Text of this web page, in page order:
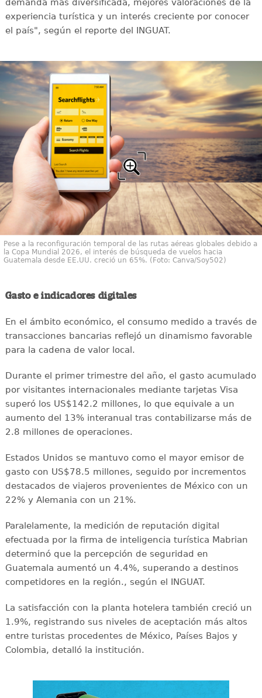
experiencia turística y un interés creciente por conocer
el país", según el reporte del INGUAT.
Pese a la reconfiguración temporal de las rutas aéreas globales debido a
la Copa Mundial 2026, el interés de búsqueda de vuelos hacia
Guatemala desde EE.UU. creció un 65%. (Foto: Canva/Soy502)
Gasto e indicadores digitales
En el ámbito económico, el consumo medido a través de
transacciones bancarias reflejó un dinamismo favorable
para la cadena de valor local.
Durante el primer trimestre del año, el gasto acumulado
por visitantes internacionales mediante tarjetas Visa
superó los US$142.2 millones, lo que equivale a un
aumento del 13% interanual tras contabilizarse más de
2.8 millones de operaciones.
Estados Unidos se mantuvo como el mayor emisor de
gasto con US$78.5 millones, seguido por incrementos
destacados de viajeros provenientes de México con un
22% y Alemania con un 21%.
Paralelamente, la medición de reputación digital
efectuada por la firma de inteligencia turística Mabrian
determinó que la percepción de seguridad en
Guatemala aumentó un 4.4%, superando a destinos
competidores en la región., según el INGUAT.
La satisfacción con la planta hotelera también creció un
1.9%, registrando sus niveles de aceptación más altos
entre turistas procedentes de México, Países Bajos y
Colombia, detalló la institución.